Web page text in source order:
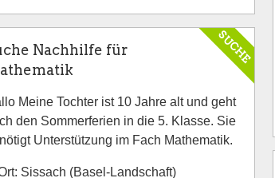
SUCHE
Nachhilfe für
Meine Tochter ist 10 Jahre alt und geht
den Sommerferien in die 5. Klasse. Sie
Unterstützung im Fach Mathematik.
Sissach (Basel-Landschaft)